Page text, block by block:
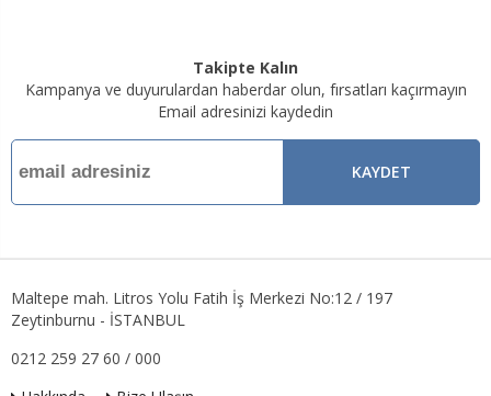
Takipte Kalın
Kampanya ve duyurulardan haberdar olun, fırsatları kaçırmayın
Email adresinizi kaydedin
KAYDET
Maltepe mah. Litros Yolu Fatih İş Merkezi No:12 / 197
Zeytinburnu - İSTANBUL
0212 259 27 60 / 000